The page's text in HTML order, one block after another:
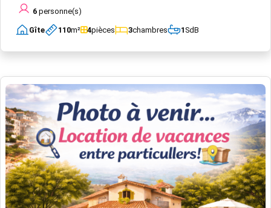
6 personne(s)
Gîte 110m² 4pièces 3chambres 1SdB